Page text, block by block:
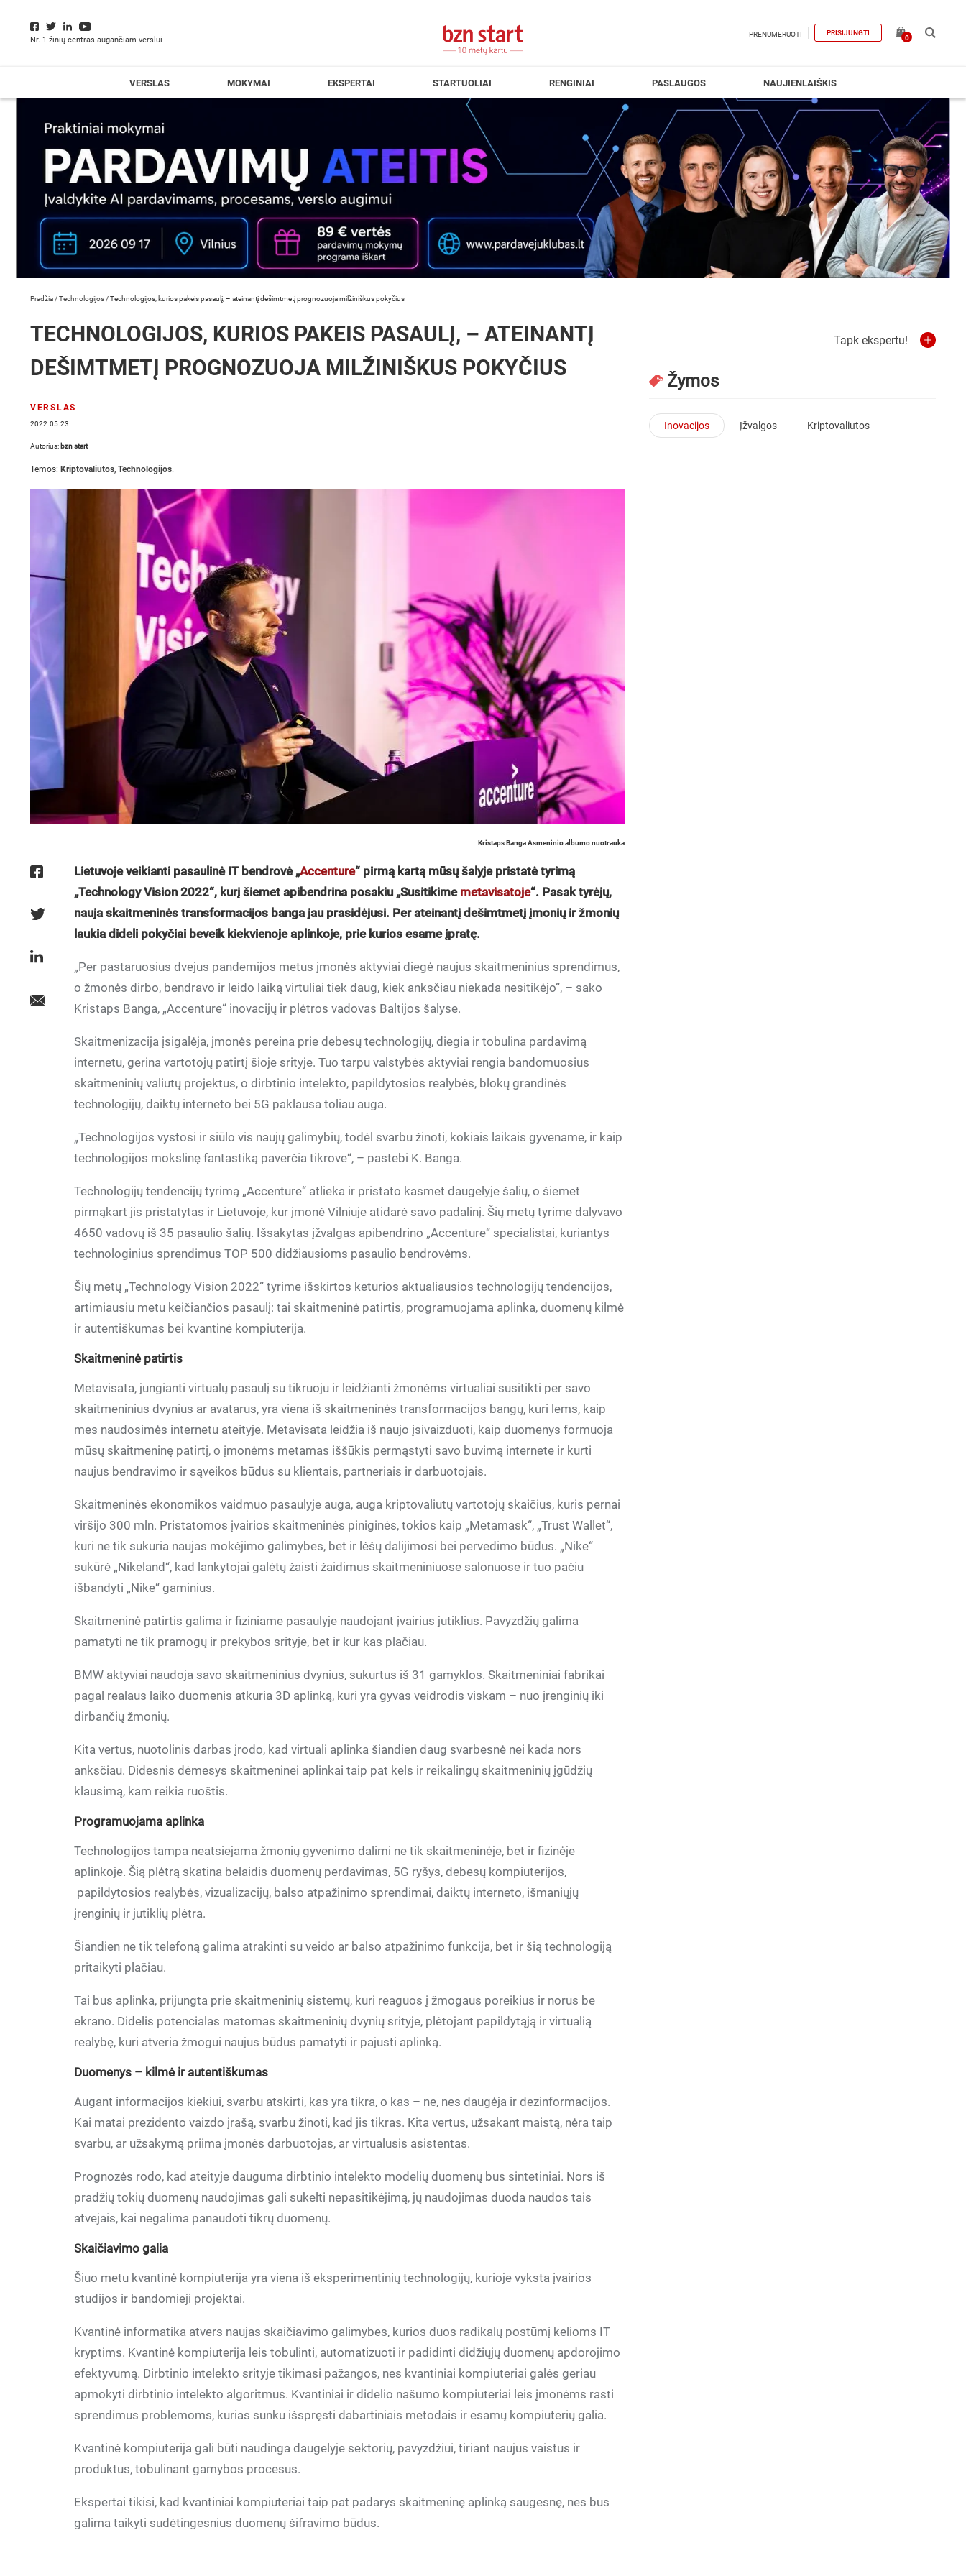
Nr. 1 žinių centras augančiam verslui
PRENUMERUOTI PRISIJUNGTI
0
VERSLAS MOKYMAI EKSPERTAI STARTUOLIAI RENGINIAI PASLAUGOS NAUJIENLAIŠKIS
Pradžia /Technologijos /Technologijos, kurios pakeis pasaulį, – ateinantį dešimtmetį prognozuoja milžiniškus pokyčius
TECHNOLOGIJOS, KURIOS PAKEIS PASAULĮ, – ATEINANTĮ
DEŠIMTMETĮ PROGNOZUOJA MILŽINIŠKUS POKYČIUS
VERSLAS
2022.05.23
Autorius: bzn start
Temos: Kriptovaliutos, Technologijos.
Kristaps Banga Asmeninio albumo nuotrauka
Lietuvoje veikianti pasaulinė IT bendrovė „Accenture“ pirmą kartą mūsų šalyje pristatė tyrimą
„Technology Vision 2022“, kurį šiemet apibendrina posakiu „Susitikime metavisatoje“. Pasak tyrėjų,
nauja skaitmeninės transformacijos banga jau prasidėjusi. Per ateinantį dešimtmetį įmonių ir žmonių
laukia dideli pokyčiai beveik kiekvienoje aplinkoje, prie kurios esame įpratę.
„Per pastaruosius dvejus pandemijos metus įmonės aktyviai diegė naujus skaitmeninius sprendimus,
o žmonės dirbo, bendravo ir leido laiką virtuliai tiek daug, kiek anksčiau niekada nesitikėjo“, – sako
Kristaps Banga, „Accenture“ inovacijų ir plėtros vadovas Baltijos šalyse.
Skaitmenizacija įsigalėja, įmonės pereina prie debesų technologijų, diegia ir tobulina pardavimą
internetu, gerina vartotojų patirtį šioje srityje. Tuo tarpu valstybės aktyviai rengia bandomuosius
skaitmeninių valiutų projektus, o dirbtinio intelekto, papildytosios realybės, blokų grandinės
technologijų, daiktų interneto bei 5G paklausa toliau auga.
„Technologijos vystosi ir siūlo vis naujų galimybių, todėl svarbu žinoti, kokiais laikais gyvename, ir kaip
technologijos mokslinę fantastiką paverčia tikrove“, – pastebi K. Banga.
Technologijų tendencijų tyrimą „Accenture“ atlieka ir pristato kasmet daugelyje šalių, o šiemet
pirmąkart jis pristatytas ir Lietuvoje, kur įmonė Vilniuje atidarė savo padalinį. Šių metų tyrime dalyvavo
4650 vadovų iš 35 pasaulio šalių. Išsakytas įžvalgas apibendrino „Accenture“ specialistai, kuriantys
technologinius sprendimus TOP 500 didžiausioms pasaulio bendrovėms.
Šių metų „Technology Vision 2022“ tyrime išskirtos keturios aktualiausios technologijų tendencijos,
artimiausiu metu keičiančios pasaulį: tai skaitmeninė patirtis, programuojama aplinka, duomenų kilmė
ir autentiškumas bei kvantinė kompiuterija.
Skaitmeninė patirtis
Metavisata, jungianti virtualų pasaulį su tikruoju ir leidžianti žmonėms virtualiai susitikti per savo
skaitmeninius dvynius ar avatarus, yra viena iš skaitmeninės transformacijos bangų, kuri lems, kaip
mes naudosimės internetu ateityje. Metavisata leidžia iš naujo įsivaizduoti, kaip duomenys formuoja
mūsų skaitmeninę patirtį, o įmonėms metamas iššūkis permąstyti savo buvimą internete ir kurti
naujus bendravimo ir sąveikos būdus su klientais, partneriais ir darbuotojais.
Skaitmeninės ekonomikos vaidmuo pasaulyje auga, auga kriptovaliutų vartotojų skaičius, kuris pernai
viršijo 300 mln. Pristatomos įvairios skaitmeninės piniginės, tokios kaip „Metamask“, „Trust Wallet“,
kuri ne tik sukuria naujas mokėjimo galimybes, bet ir lėšų dalijimosi bei pervedimo būdus. „Nike“
sukūrė „Nikeland“, kad lankytojai galėtų žaisti žaidimus skaitmeniniuose salonuose ir tuo pačiu
išbandyti „Nike“ gaminius.
Skaitmeninė patirtis galima ir fiziniame pasaulyje naudojant įvairius jutiklius. Pavyzdžių galima
pamatyti ne tik pramogų ir prekybos srityje, bet ir kur kas plačiau.
BMW aktyviai naudoja savo skaitmeninius dvynius, sukurtus iš 31 gamyklos. Skaitmeniniai fabrikai
pagal realaus laiko duomenis atkuria 3D aplinką, kuri yra gyvas veidrodis viskam – nuo įrenginių iki
dirbančių žmonių.
Kita vertus, nuotolinis darbas įrodo, kad virtuali aplinka šiandien daug svarbesnė nei kada nors
anksčiau. Didesnis dėmesys skaitmeninei aplinkai taip pat kels ir reikalingų skaitmeninių įgūdžių
klausimą, kam reikia ruoštis.
Programuojama aplinka
Technologijos tampa neatsiejama žmonių gyvenimo dalimi ne tik skaitmeninėje, bet ir fizinėje
aplinkoje. Šią plėtrą skatina belaidis duomenų perdavimas, 5G ryšys, debesų kompiuterijos,
papildytosios realybės, vizualizacijų, balso atpažinimo sprendimai, daiktų interneto, išmaniųjų
įrenginių ir jutiklių plėtra.
Šiandien ne tik telefoną galima atrakinti su veido ar balso atpažinimo funkcija, bet ir šią technologiją
pritaikyti plačiau.
Tai bus aplinka, prijungta prie skaitmeninių sistemų, kuri reaguos į žmogaus poreikius ir norus be
ekrano. Didelis potencialas matomas skaitmeninių dvynių srityje, plėtojant papildytąją ir virtualią
realybę, kuri atveria žmogui naujus būdus pamatyti ir pajusti aplinką.
Duomenys – kilmė ir autentiškumas
Augant informacijos kiekiui, svarbu atskirti, kas yra tikra, o kas – ne, nes daugėja ir dezinformacijos.
Kai matai prezidento vaizdo įrašą, svarbu žinoti, kad jis tikras. Kita vertus, užsakant maistą, nėra taip
svarbu, ar užsakymą priima įmonės darbuotojas, ar virtualusis asistentas.
Prognozės rodo, kad ateityje dauguma dirbtinio intelekto modelių duomenų bus sintetiniai. Nors iš
pradžių tokių duomenų naudojimas gali sukelti nepasitikėjimą, jų naudojimas duoda naudos tais
atvejais, kai negalima panaudoti tikrų duomenų.
Skaičiavimo galia
Šiuo metu kvantinė kompiuterija yra viena iš eksperimentinių technologijų, kurioje vyksta įvairios
studijos ir bandomieji projektai.
Kvantinė informatika atvers naujas skaičiavimo galimybes, kurios duos radikalų postūmį kelioms IT
kryptims. Kvantinė kompiuterija leis tobulinti, automatizuoti ir padidinti didžiųjų duomenų apdorojimo
efektyvumą. Dirbtinio intelekto srityje tikimasi pažangos, nes kvantiniai kompiuteriai galės geriau
apmokyti dirbtinio intelekto algoritmus. Kvantiniai ir didelio našumo kompiuteriai leis įmonėms rasti
sprendimus problemoms, kurias sunku išspręsti dabartiniais metodais ir esamų kompiuterių galia.
Kvantinė kompiuterija gali būti naudinga daugelyje sektorių, pavyzdžiui, tiriant naujus vaistus ir
produktus, tobulinant gamybos procesus.
Ekspertai tikisi, kad kvantiniai kompiuteriai taip pat padarys skaitmeninę aplinką saugesnę, nes bus
galima taikyti sudėtingesnius duomenų šifravimo būdus.
Tapk ekspertu!
Žymos
Inovacijos Įžvalgos Kriptovaliutos